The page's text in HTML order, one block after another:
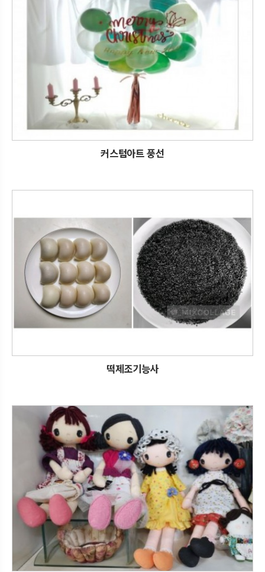
커스텀아트 풍선
떡제조기능사